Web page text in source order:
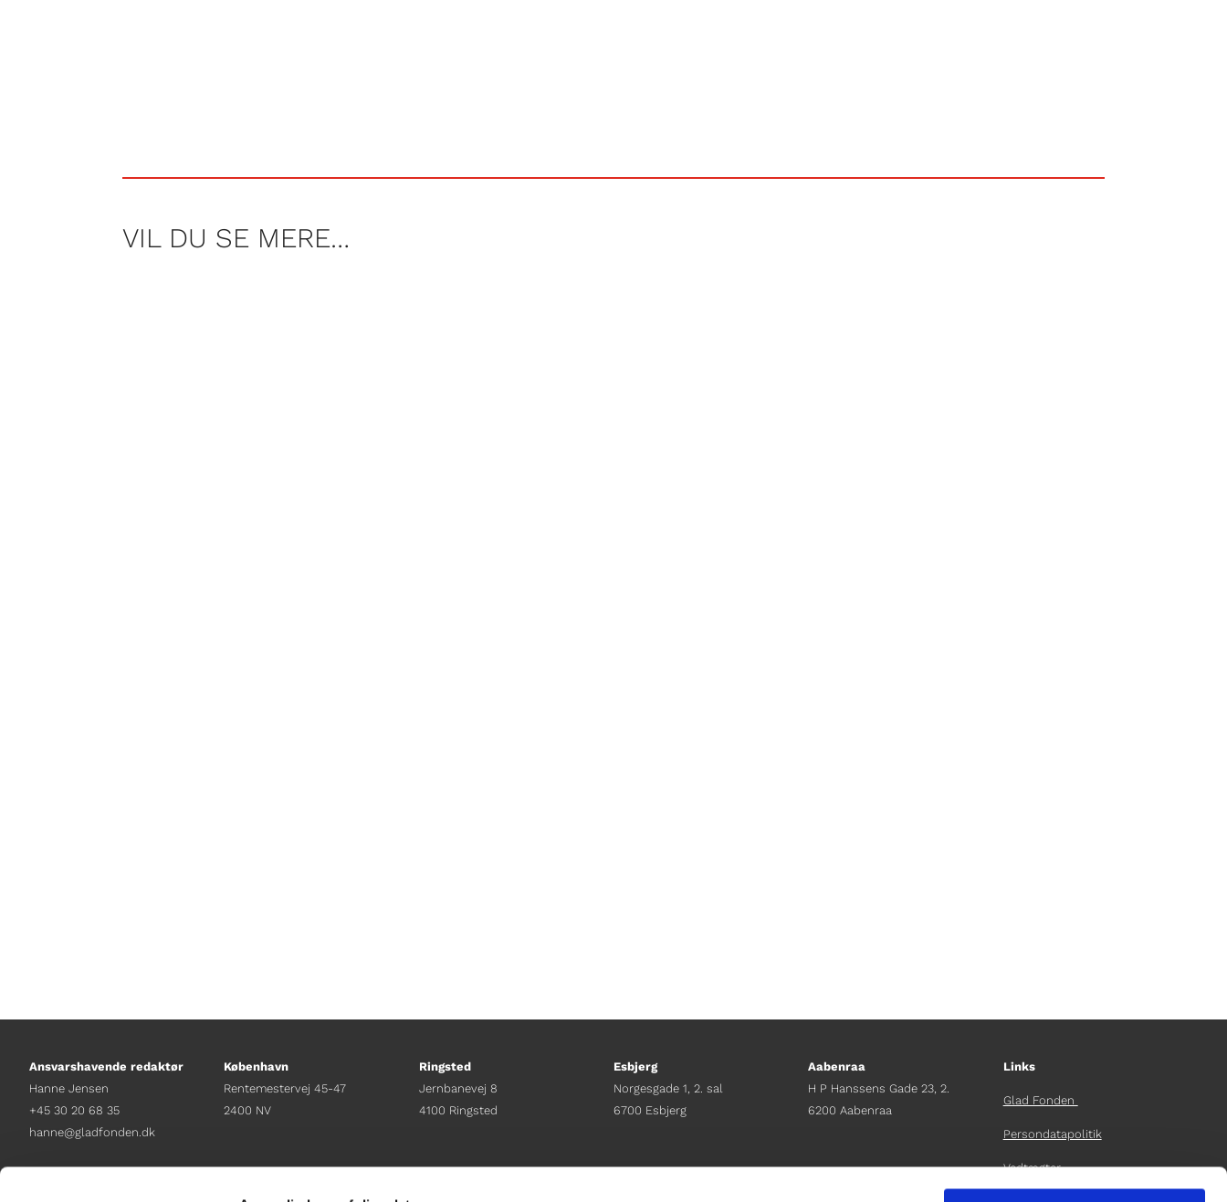
VIL DU SE MERE…
Ansvarshavende redaktør
Hanne Jensen
+45 30 20 68 35
hanne@gladfonden.dk
København
Rentemestervej 45-47
2400 NV
Ringsted
Jernbanevej 8
4100 Ringsted
Esbjerg
Norgesgade 1, 2. sal
6700 Esbjerg
Aabenraa
H P Hanssens Gade 23, 2.
6200 Aabenraa
Links
Glad Fonden
Persondatapolitik
Vedtægter